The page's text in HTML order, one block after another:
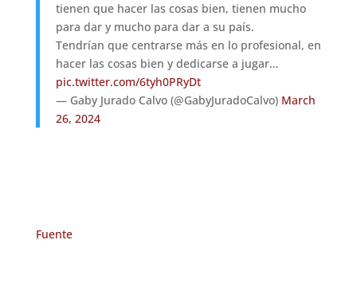
tienen que hacer las cosas bien, tienen mucho
para dar y mucho para dar a su país.
Tendrían que centrarse más en lo profesional, en
hacer las cosas bien y dedicarse a jugar…
pic.twitter.com/6tyh0PRyDt
— Gaby Jurado Calvo (@GabyJuradoCalvo) March
26, 2024
Fuente